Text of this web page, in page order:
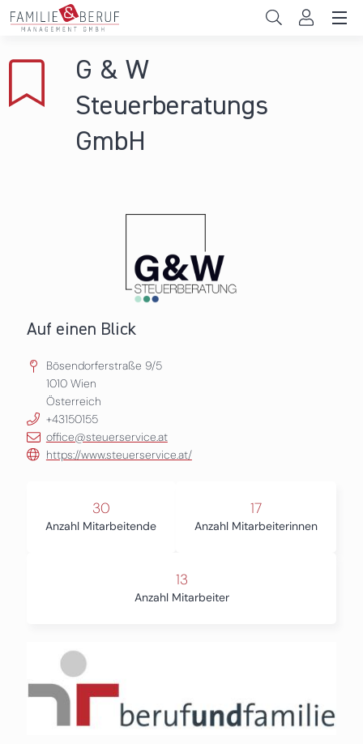
Direkt zum Inhalt
Gemeinden
Hochschulen
G & W
Steuerberatungs
GmbH
Auf einen Blick
Bösendorferstraße 9/5
1010 Wien
Österreich
+43150155
office@steuerservice.at
https://www.steuerservice.at/
30
Anzahl Mitarbeitende
17
Anzahl Mitarbeiterinnen
13
Anzahl Mitarbeiter